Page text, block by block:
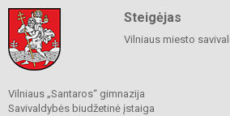
Steigėjas
Vilniaus miesto
Vilniaus „Santaros“ gimnazija
Savivaldybės biudžetinė įstaiga